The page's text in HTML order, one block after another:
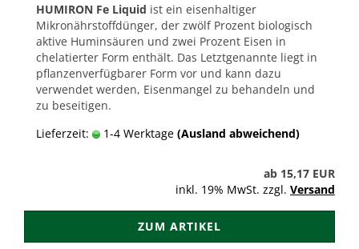
HUMIRON Fe Liquid ist ein eisenhaltiger
Mikronährstoffdünger, der zwölf Prozent biologisch
aktive Huminsäuren und zwei Prozent Eisen in
chelatierter Form enthält. Das Letztgenannte liegt in
pflanzenverfügbarer Form vor und kann dazu
verwendet werden, Eisenmangel zu behandeln und
zu beseitigen.
Lieferzeit:
1-4 Werktage (Ausland abweichend)
ab 15,17 EUR
inkl. 19% MwSt. zzgl. Versand
ZUM ARTIKEL